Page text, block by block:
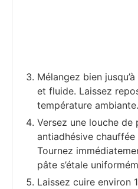
Mélangez bien
et fluide. Laissez
température ambiante.
Versez une louche de
antiadhésive
Tournez
pâte s’étale
Laissez cuire environ